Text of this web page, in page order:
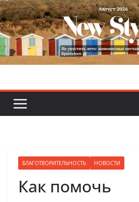
Skip
to
content
БЛАГОТВОРИТЕЛЬНОСТЬ НОВОСТИ
Как помочь